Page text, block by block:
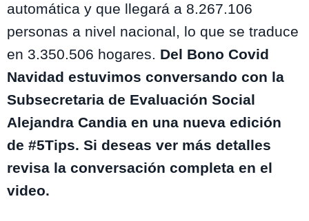
automática y que llegará a 8.267.106
personas a nivel nacional, lo que se traduce
en 3.350.506 hogares. Del Bono Covid
Navidad estuvimos conversando con la
Subsecretaria de Evaluación Social
Alejandra Candia en una nueva edición
de #5Tips. Si deseas ver más detalles
revisa la conversación completa en el
video.